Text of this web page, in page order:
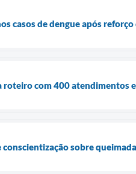
casos de dengue após
roteiro com 400 atendimentos
sobre